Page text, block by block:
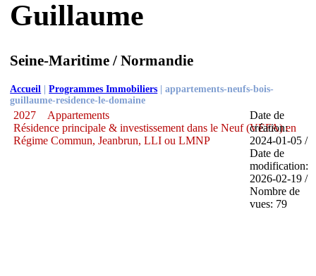
Guillaume
Seine-Maritime / Normandie
Accueil |Programmes Immobiliers |appartements-neufs-bois-
guillaume-residence-le-domaine
2027
Appartements
Résidence principale & investissement dans le Neuf (VEFA) en
Régime Commun, Jeanbrun, LLI ou LMNP
Date de
création:
2024-01-05 /
Date de
modification:
2026-02-19 /
Nombre de
vues: 79